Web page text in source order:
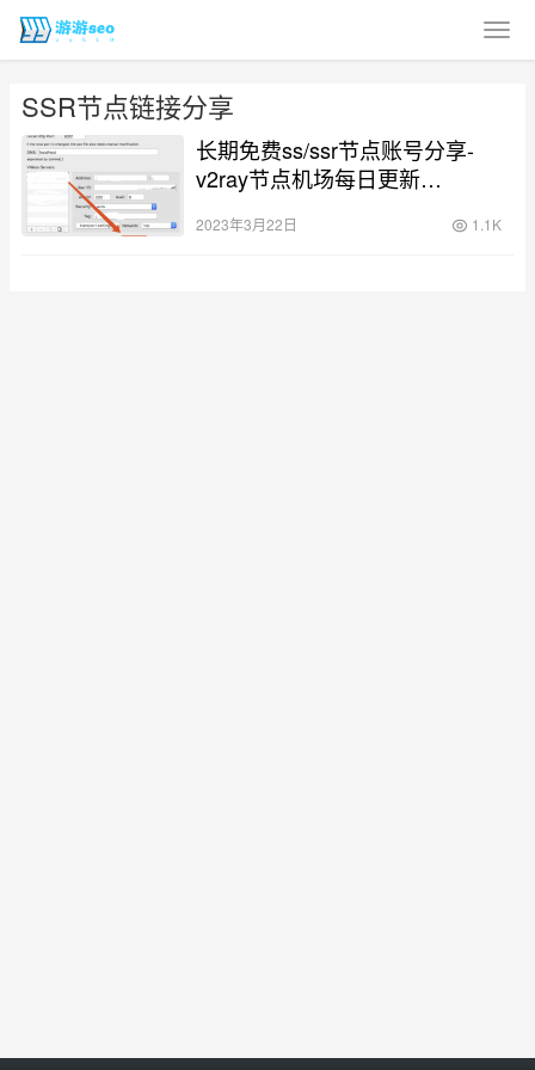
SSR节点链接分享
长期免费ss/ssr节点账号分享-
v2ray节点机场每日更新
2023年3月22日 1.1K